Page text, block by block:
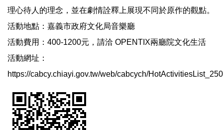
理心待人的理念，並在劇情詮釋上展現不同於原作的觀點。
活動地點：嘉義市政府文化局音樂廳
活動費用：400-1200元，請洽 OPENTIX兩廳院文化生活
活動網址：
https://cabcy.chiayi.gov.tw/web/cabcych/